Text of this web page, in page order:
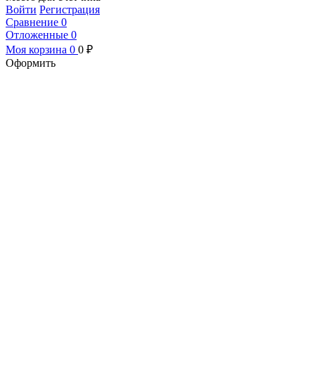
Войти Регистрация
Сравнение 0
Отложенные 0
Моя корзина 0 0 ₽
Оформить